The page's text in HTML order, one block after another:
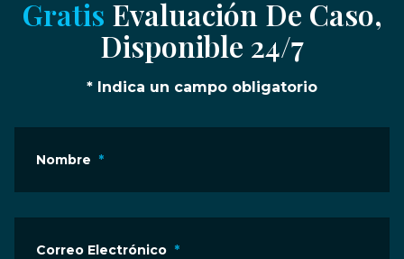
Gratis Evaluación De Caso,
Disponible 24/7
* Indica un campo obligatorio
Nombre *
Correo Electrónico *